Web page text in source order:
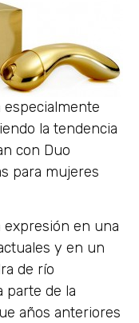
especialmente
la tendencia
con Duo
para mujeres
expresión en una
y en un
de río
parte de la
años anteriores